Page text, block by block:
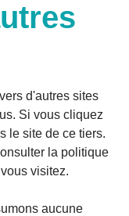
d'autres sites
Si vous cliquez
le site de ce tiers.
la politique
visitez.
aucune